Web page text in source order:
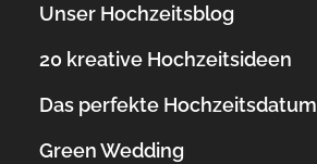
Unser Hochzeitsblog
20 kreative Hochzeitsideen
Das perfekte Hochzeitsdatum
Green Wedding